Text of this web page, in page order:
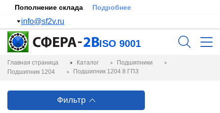
Пополнение склада Подробнее
info@sf2v.ru
ISO 9001
Главная страница Каталог
Подшипники
Подшипник 1204
Подшипник 1204 8 ГПЗ
Фильтр